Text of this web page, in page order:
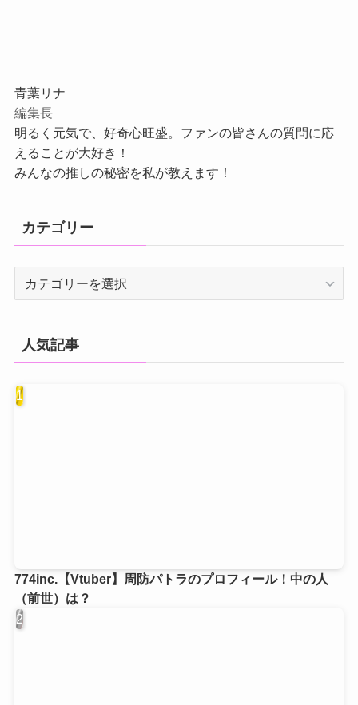
青葉リナ
編集長
明るく元気で、好奇心旺盛。ファンの皆さんの質問に応
えることが大好き！
みんなの推しの秘密を私が教えます！
カテゴリー
ー
人気記事
774inc.【Vtuber】周防パトラのプロフィール！中の人
（前世）は？